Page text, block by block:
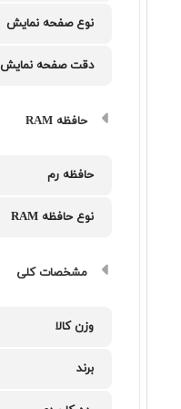
نوع صفحه نمایش
دقت صفحه نمایش
حافظه RAM
حافظه رم
نوع حافظه RAM
مشخصات کلی
وزن کالا
برند